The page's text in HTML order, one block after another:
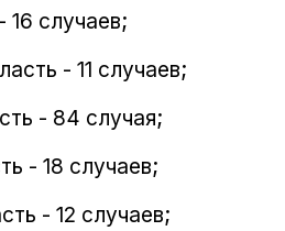
16 случаев;
- 11 случаев;
- 84 случая;
- 18 случаев;
- 12 случаев;